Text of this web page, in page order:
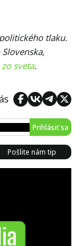
tlaku.
sveta.
Prihlásiť sa
Pošlite nám tip